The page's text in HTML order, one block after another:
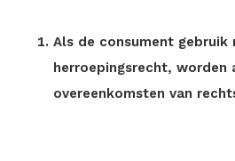
Als de consument gebruik
herroepingsrecht, worden
overeenkomsten van